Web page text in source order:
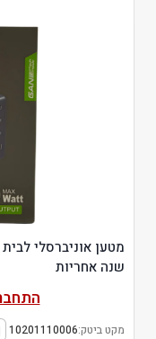
שנה אחריות
מקט ביטק:10201110006